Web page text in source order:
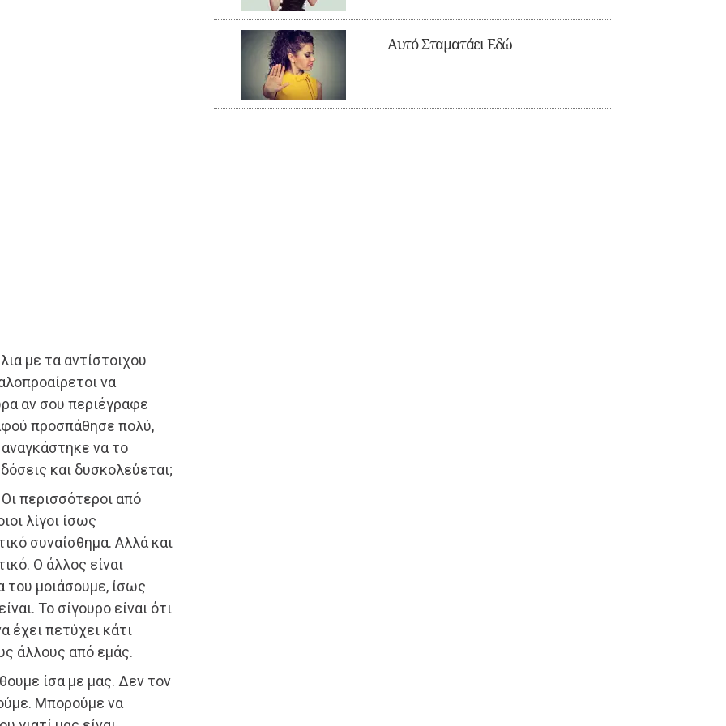
με τα αντίστοιχου
να
αν σου περιέγραφε
προσπάθησε πολύ,
αναγκάστηκε να το
και δυσκολεύεται;
περισσότεροι από
λίγοι ίσως
συναίσθημα. Αλλά και
Ο άλλος είναι
του μοιάσουμε, ίσως
Το σίγουρο είναι ότι
έχει πετύχει κάτι
άλλους από εμάς.
ίσα με μας. Δεν τον
Μπορούμε να
Αυτό Σταματάει Εδώ